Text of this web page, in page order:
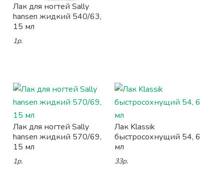
Лак для ногтей Sally
hansen жидкий 540/63,
15 мл
1р.
Лак для ногтей Sally
hansen жидкий 570/69,
15 мл
1р.
Лак Klassik
быстросохнущий 54, 6
мл
33р.